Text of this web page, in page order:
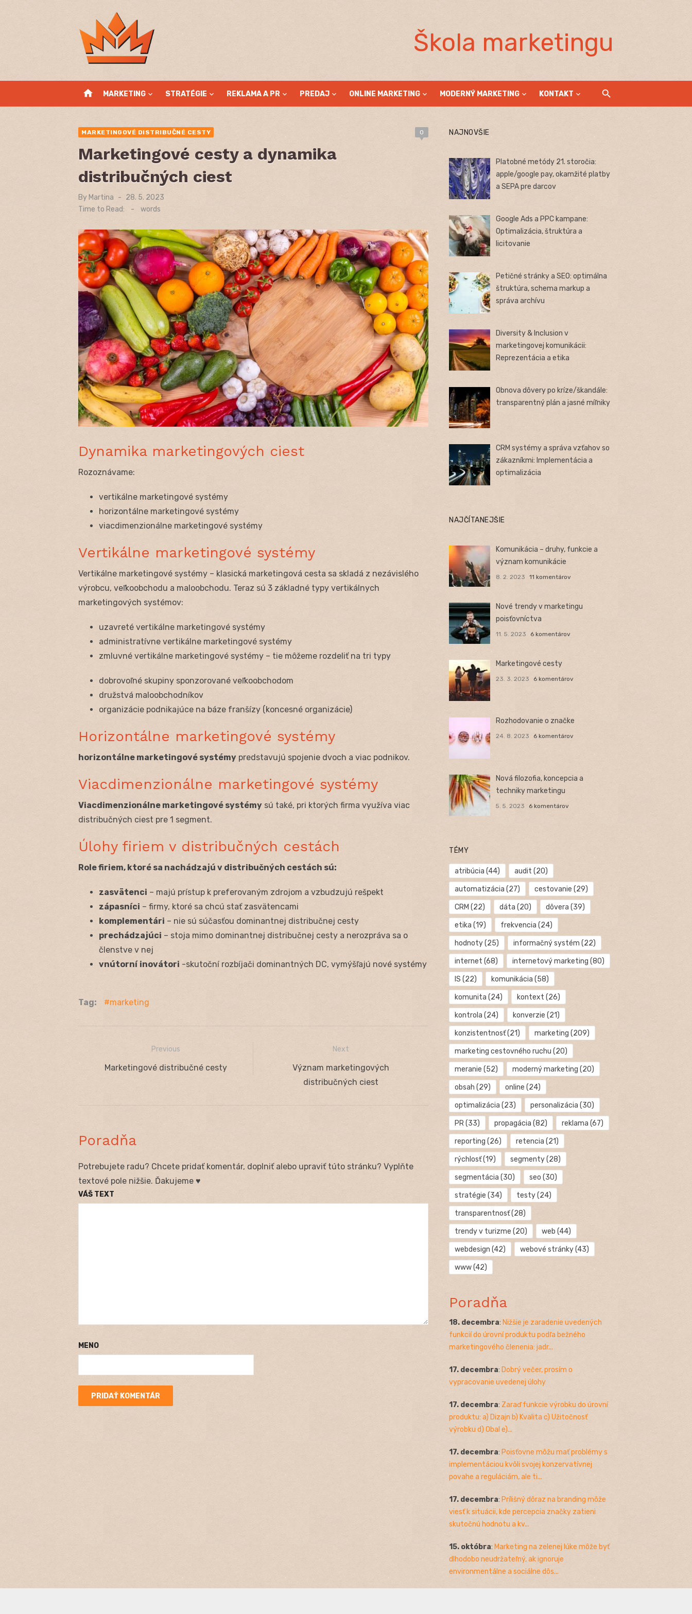
Škola marketingu
home MARKETING STRATÉGIE REKLAMA A PR PREDAJ ONLINE MARKETING MODERNÝ MARKETING KONTAKT
MARKETINGOVÉ DISTRIBUČNÉ CESTY 0
Marketingové cesty a dynamika
distribučných ciest
By Martina
Posted
28. 5. 2023
Time to Read:
- words
Dynamika marketingových ciest
Rozoznávame:
vertikálne marketingové systémy
horizontálne marketingové systémy
viacdimenzionálne marketingové systémy
Vertikálne marketingové systémy
Vertikálne marketingové systémy – klasická marketingová cesta sa skladá z nezávislého
výrobcu, veľkoobchodu a maloobchodu. Teraz sú 3 základné typy vertikálnych
marketingových systémov:
uzavreté vertikálne marketingové systémy
administratívne vertikálne marketingové systémy
zmluvné vertikálne marketingové systémy – tie môžeme rozdeliť na tri typy
dobrovoľné skupiny sponzorované veľkoobchodom
družstvá maloobchodníkov
organizácie podnikajúce na báze franšízy (koncesné organizácie)
Horizontálne marketingové systémy
horizontálne marketingové systémy predstavujú spojenie dvoch a viac podnikov.
Viacdimenzionálne marketingové systémy
Viacdimenzionálne marketingové systémy sú také, pri ktorých firma využíva viac
distribučných ciest pre 1 segment.
Úlohy firiem v distribučných cestách
Role firiem, ktoré sa nachádzajú v distribučných cestách sú:
zasvätenci – majú prístup k preferovaným zdrojom a vzbudzujú rešpekt
zápasníci – firmy, ktoré sa chcú stať zasvätencami
komplementári – nie sú súčasťou dominantnej distribučnej cesty
prechádzajúci – stoja mimo dominantnej distribučnej cesty a nerozpráva sa o
členstve v nej
vnútorní inovátori -skutoční rozbíjači dominantných DC, vymýšľajú nové systémy
Tag: marketing
Navigácia
Previous
Previous
Marketingové distribučné cesty
Next
Význam marketingových
distribučných ciest
Poradňa
Potrebujete radu? Chcete pridať komentár, doplniť alebo upraviť túto stránku? Vyplňte
textové pole nižšie. Ďakujeme ♥
VÁŠ TEXT
MENO
NAJNOVŠIE
Platobné metódy 21. storočia:
apple/google pay, okamžité platby
a SEPA pre darcov
Google Ads a PPC kampane:
Optimalizácia, štruktúra a
licitovanie
Petičné stránky a SEO: optimálna
štruktúra, schema markup a
správa archívu
Diversity & Inclusion v
marketingovej komunikácii:
Reprezentácia a etika
Obnova dôvery po kríze/škandále:
transparentný plán a jasné míľniky
CRM systémy a správa vzťahov so
zákazníkmi: Implementácia a
optimalizácia
NAJČÍTANEJŠIE
Komunikácia – druhy, funkcie a
význam komunikácie
8. 2. 2023 11 komentárov
Nové trendy v marketingu
poisťovníctva
11. 5. 2023 6 komentárov
Marketingové cesty
23. 3. 2023 6 komentárov
Rozhodovanie o značke
24. 8. 2023 6 komentárov
Nová filozofia, koncepcia a
techniky marketingu
5. 5. 2023 6 komentárov
TÉMY
atribúcia (44) audit (20)
automatizácia (27) cestovanie (29)
CRM (22) dáta (20) dôvera (39)
etika (19) frekvencia (24)
hodnoty(25) informačný systém (22)
internet (68) internetový marketing (80)
IS (22) komunikácia (58)
komunita (24) kontext (26)
kontrola (24) konverzie (21)
konzistentnosť(21) marketing (209)
marketing cestovného ruchu (20)
meranie (52) moderný marketing (20)
obsah (29) online (24)
optimalizácia (23) personalizácia (30)
PR(33) propagácia (82) reklama (67)
reporting (26) retencia (21)
rýchlosť(19) segmenty(28)
segmentácia (30) seo (30)
stratégie (34) testy(24)
transparentnosť(28)
trendy v turizme (20) web (44)
webdesign (42) webové stránky(43)
www(42)
Poradňa
18. decembra: Nižšie je zaradenie uvedených
funkcií do úrovní produktu podľa bežného
marketingového členenia: jadr...
17. decembra: Dobrý večer, prosím o
vypracovanie uvedenej úlohy
17. decembra: Zaraď funkcie výrobku do úrovní
produktu: a) Dizajn b) Kvalita c) Užitočnosť
výrobku d) Obal e)...
17. decembra: Poisťovne môžu mať problémy s
implementáciou kvôli svojej konzervatívnej
povahe a reguláciám, ale ti...
17. decembra: Prílišný dôraz na branding môže
viesť k situácii, kde percepcia značky zatieni
skutočnú hodnotu a kv...
15. októbra: Marketing na zelenej lúke môže byť
dlhodobo neudržateľný, ak ignoruje
environmentálne a sociálne dôs...